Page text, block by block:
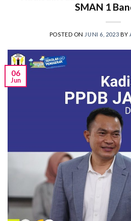
SMAN 1
POSTED ON JUNI 6, 2023 BY
06
Jun